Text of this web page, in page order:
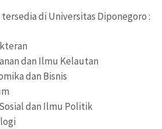
di Universitas Diponegoro :
dan Ilmu Kelautan
dan Bisnis
dan Ilmu Politik